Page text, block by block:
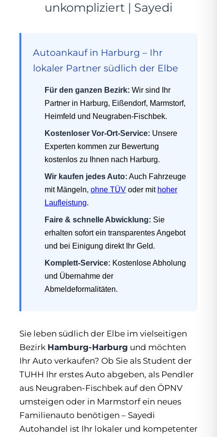
unkompliziert | Sayedi
Autoankauf in Harburg – Ihr
lokaler Partner südlich der Elbe
Für den ganzen Bezirk: Wir sind Ihr
Partner in Harburg, Eißendorf, Marmstorf,
Heimfeld und Neugraben-Fischbek.
Kostenloser Vor-Ort-Service: Unsere
Experten kommen zur Bewertung
kostenlos zu Ihnen nach Harburg.
Wir kaufen jedes Auto: Auch Fahrzeuge
mit Mängeln, ohne TÜV oder mit hoher
Laufleistung.
Faire & schnelle Abwicklung: Sie
erhalten sofort ein transparentes Angebot
und bei Einigung direkt Ihr Geld.
Komplett-Service: Kostenlose Abholung
und Übernahme der
Abmeldeformalitäten.
Sie leben südlich der Elbe im vielseitigen
Bezirk Hamburg-Harburg und möchten
Ihr Auto verkaufen? Ob Sie als Student der
TUHH Ihr erstes Auto abgeben, als Pendler
aus Neugraben-Fischbek auf den ÖPNV
umsteigen oder in Marmstorf ein neues
Familienauto benötigen – Sayedi
Autohandel ist Ihr lokaler und kompetenter